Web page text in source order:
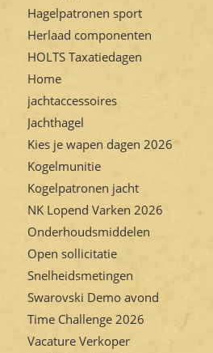
Hagelpatronen sport
Herlaad componenten
HOLTS Taxatiedagen
Home
jachtaccessoires
Jachthagel
Kies je wapen dagen 2026
Kogelmunitie
Kogelpatronen jacht
NK Lopend Varken 2026
Onderhoudsmiddelen
Open sollicitatie
Snelheidsmetingen
Swarovski Demo avond
Time Challenge 2026
Vacature Verkoper